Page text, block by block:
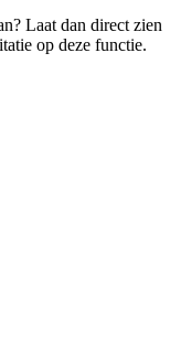
Laat dan direct zien
op deze functie.